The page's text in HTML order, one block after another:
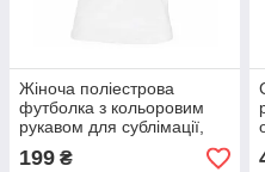
Жіноча поліестрова
футболка з кольоровим
рукавом для сублімації,
колір темно синій розмір S
199 ₴